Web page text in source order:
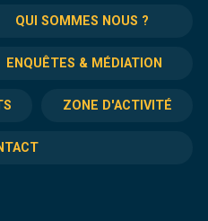
QUI SOMMES NOUS ?
ENQUÊTES & MÉDIATION
ZONE D'ACTIVITÉ